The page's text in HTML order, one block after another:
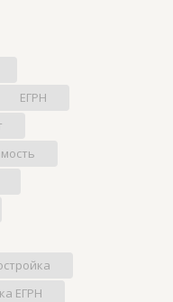
ЕГРН
ЕГРН